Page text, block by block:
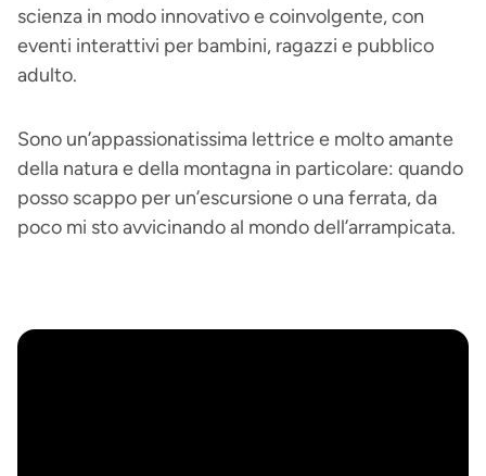
scienza in modo innovativo e coinvolgente, con
eventi interattivi per bambini, ragazzi e pubblico
adulto.
Sono un’appassionatissima lettrice e molto amante
della natura e della montagna in particolare: quando
posso scappo per un’escursione o una ferrata, da
poco mi sto avvicinando al mondo dell’arrampicata.